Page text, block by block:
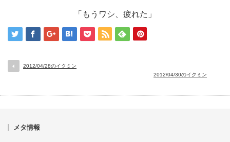
「もうワシ、疲れた」
2012/04/28のイクミン
2012/04/30のイクミン
メタ情報